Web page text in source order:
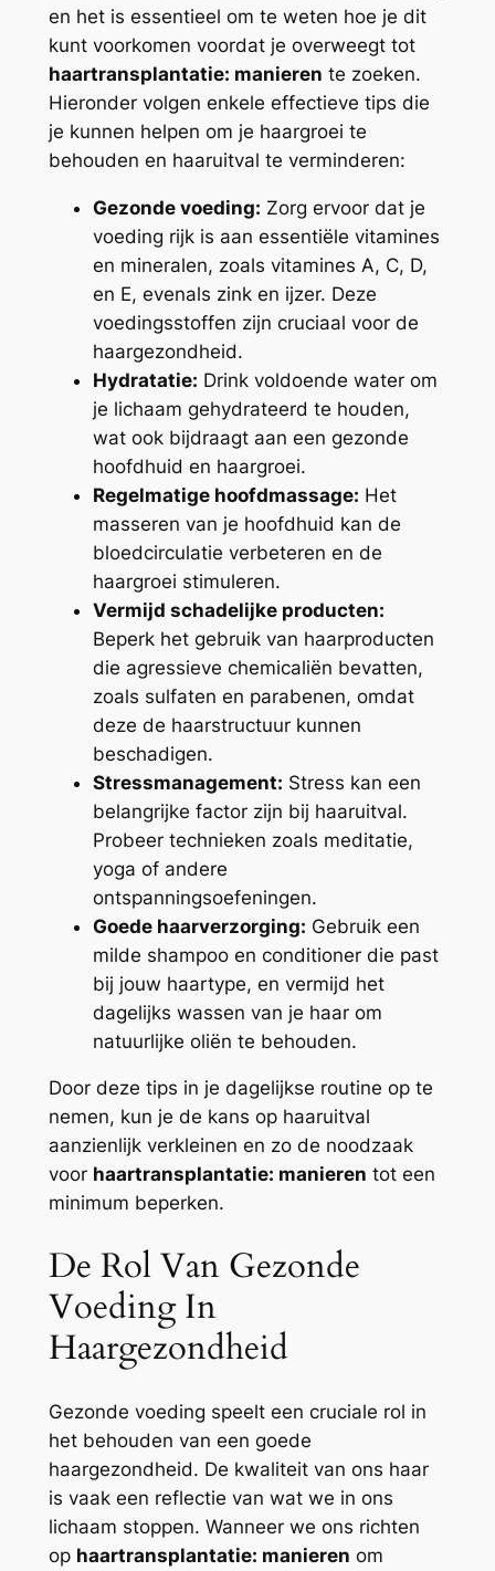
en het is essentieel om te weten hoe je dit
kunt voorkomen voordat je overweegt tot
haartransplantatie: manieren te zoeken.
Hieronder volgen enkele effectieve tips die
je kunnen helpen om je haargroei te
behouden en haaruitval te verminderen:
Gezonde voeding: Zorg ervoor dat je
voeding rijk is aan essentiële vitamines
en mineralen, zoals vitamines A, C, D,
en E, evenals zink en ijzer. Deze
voedingsstoffen zijn cruciaal voor de
haargezondheid.
Hydratatie: Drink voldoende water om
je lichaam gehydrateerd te houden,
wat ook bijdraagt aan een gezonde
hoofdhuid en haargroei.
Regelmatige hoofdmassage: Het
masseren van je hoofdhuid kan de
bloedcirculatie verbeteren en de
haargroei stimuleren.
Vermijd schadelijke producten:
Beperk het gebruik van haarproducten
die agressieve chemicaliën bevatten,
zoals sulfaten en parabenen, omdat
deze de haarstructuur kunnen
beschadigen.
Stressmanagement: Stress kan een
belangrijke factor zijn bij haaruitval.
Probeer technieken zoals meditatie,
yoga of andere
ontspanningsoefeningen.
Goede haarverzorging: Gebruik een
milde shampoo en conditioner die past
bij jouw haartype, en vermijd het
dagelijks wassen van je haar om
natuurlijke oliën te behouden.
Door deze tips in je dagelijkse routine op te
nemen, kun je de kans op haaruitval
aanzienlijk verkleinen en zo de noodzaak
voor haartransplantatie: manieren tot een
minimum beperken.
De Rol Van Gezonde
Voeding In
Haargezondheid
Gezonde voeding speelt een cruciale rol in
het behouden van een goede
haargezondheid. De kwaliteit van ons haar
is vaak een reflectie van wat we in ons
lichaam stoppen. Wanneer we ons richten
op haartransplantatie: manieren om